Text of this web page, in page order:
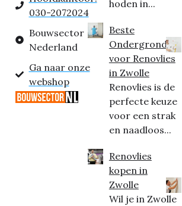
030-2072024
Bouwsector
Nederland
Ga naar onze
webshop
hoden in...
Beste
Ondergrond
voor Renovlies
in Zwolle
Renovlies is de
perfecte keuze
voor een strak
en naadloos...
Renovlies
kopen in
Zwolle
Wil je in Zwolle